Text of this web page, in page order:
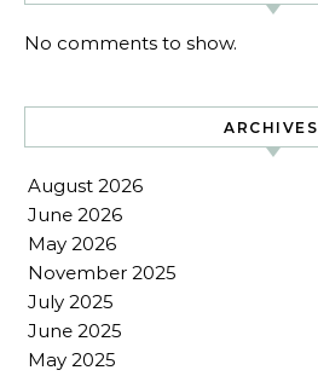
No comments to show.
ARCHIVES
August 2026
June 2026
May 2026
November 2025
July 2025
June 2025
May 2025